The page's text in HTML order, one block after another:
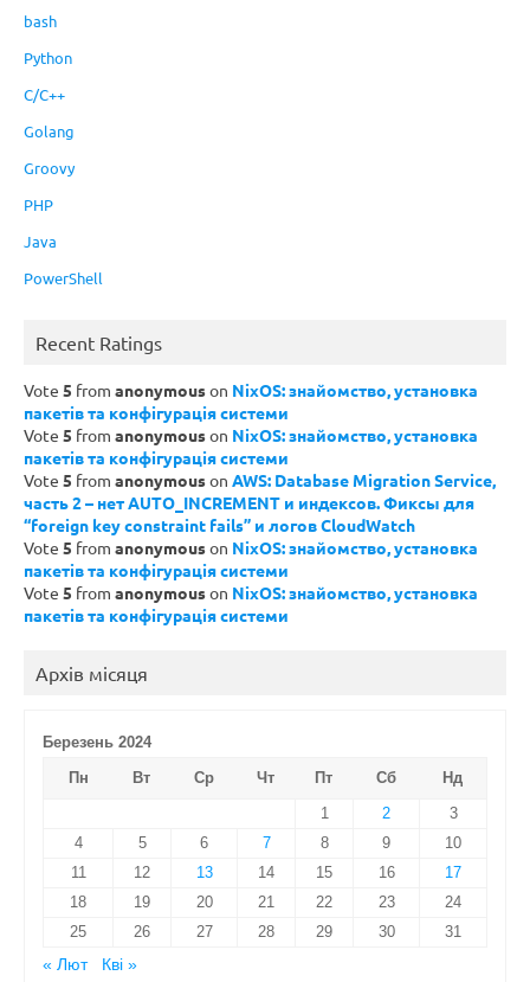
bash
Python
C/C++
Golang
Groovy
PHP
Java
PowerShell
Recent Ratings
Vote 5 from anonymouson NixOS: знайомство, установка
пакетів та конфігурація системи
Vote 5 from anonymouson NixOS: знайомство, установка
пакетів та конфігурація системи
Vote 5 from anonymouson AWS: Database Migration Service,
часть 2 – нет AUTO_INCREMENT и индексов. Фиксы для
“foreign key constraint fails” и логов CloudWatch
Vote 5 from anonymouson NixOS: знайомство, установка
пакетів та конфігурація системи
Vote 5 from anonymouson NixOS: знайомство, установка
пакетів та конфігурація системи
Архів місяця
Березень 2024
Пн
Вт Ср Чт Пт Сб
Нд
1
2
3
4
5 6 7 8 9
10
11
12 13 14 15 16
17
18
19 20 21 22 23
24
25
26 27 28 29 30
31
« Лют
Кві »